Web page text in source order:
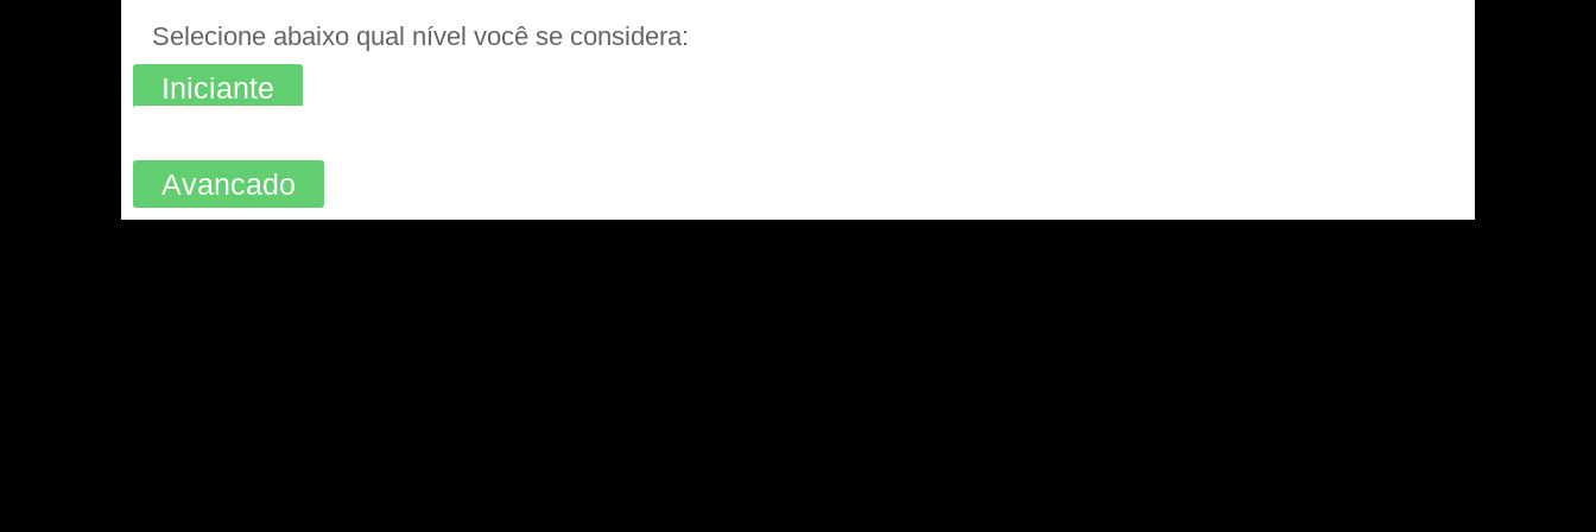
Iniciante
Avancado